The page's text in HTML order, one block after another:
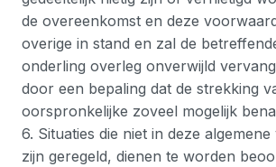
de overeenkomst en deze
overige in stand en zal de
onderling overleg onverwijld
door een bepaling dat de strekking
oorspronkelijke zoveel mogelijk
6. Situaties die niet in deze
zijn geregeld, dienen te worden